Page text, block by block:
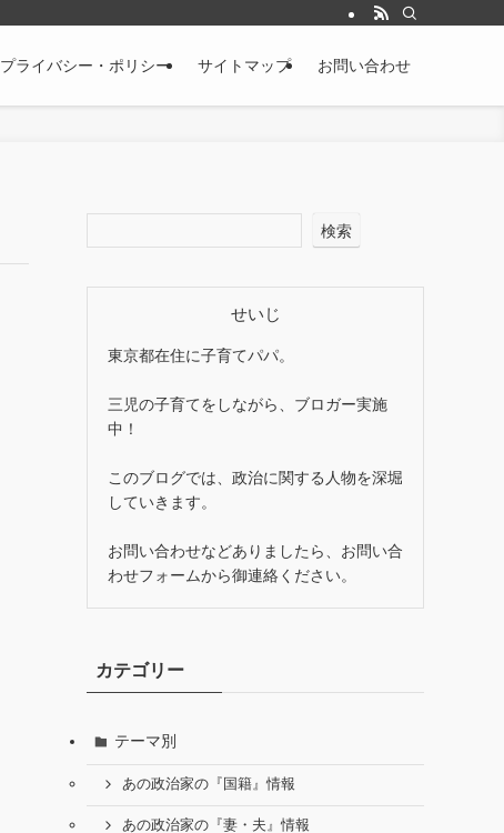
プライバシー・ポリシー サイトマップ お問い合わせ
検索
せいじ
東京都在住に子育てパパ。
三児の子育てをしながら、ブロガー実施
中！
このブログでは、政治に関する人物を深堀
していきます。
お問い合わせなどありましたら、お問い合
わせフォームから御連絡ください。
カテゴリー
テーマ別
あの政治家の『国籍』情報
あの政治家の『妻・夫』情報